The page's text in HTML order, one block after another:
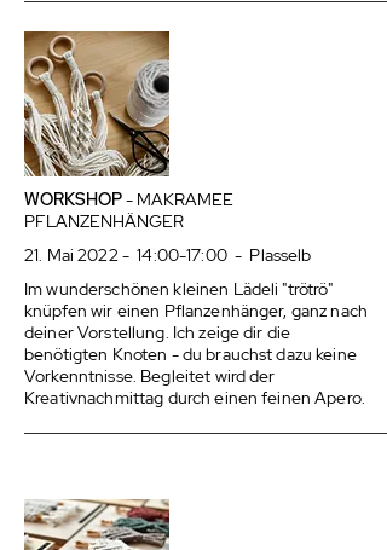
WORKSHOP- MAKRAMEE
PFLANZENHÄNGER
21. Mai 2022 - 14:00-17:00 - Plasselb
Im wunderschönen kleinen Lädeli "trötrö"
knüpfen wir einen Pflanzenhänger, ganz nach
deiner Vorstellung. Ich zeige dir die
benötigten Knoten - du brauchst dazu keine
Vorkenntnisse. Begleitet wird der
Kreativnachmittag durch einen feinen Apero.